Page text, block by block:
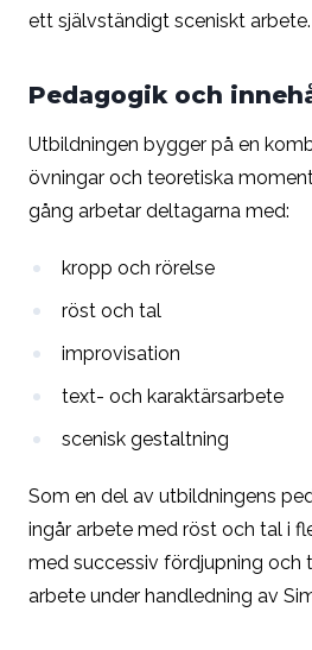
ett självständigt sceniskt arbete.
Pedagogik och
Utbildningen bygger på en
övningar och teoretiska
gång arbetar deltagarna med:
kropp och rörelse
röst och tal
improvisation
text- och karaktärsarbete
scenisk gestaltning
Som en del av utbildningens
ingår arbete med röst och tal i
med successiv fördjupning och
arbete under handledning av